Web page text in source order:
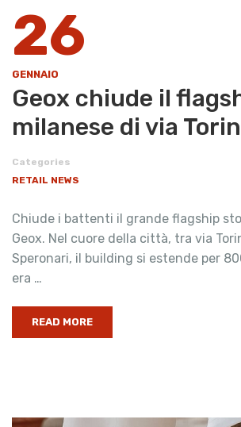
26
GENNAIO
Geox chiude il
milanese di via
Categories
RETAIL NEWS
Chiude i battenti il grande flagship
Geox. Nel cuore della città, tra via
Speronari, il building si estende per
era …
READ MORE